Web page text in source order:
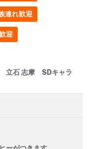
連れ歓迎
迎
立石 志摩 SDキャラ